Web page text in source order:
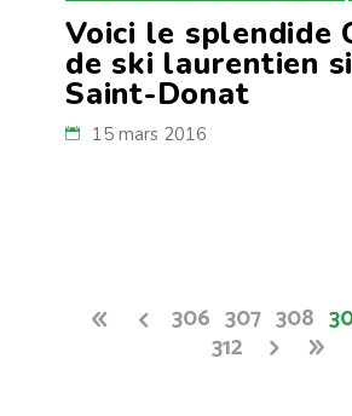
Voici le splendide
de ski laurentien
Saint-Donat
15 mars 2016
306 307 308
312